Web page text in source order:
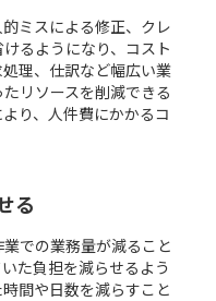
ミスによる修正、クレ
るようになり、コスト
理、仕訳など幅広い業
リソースを削減できる
り、人件費にかかるコ
る
での業務量が減ること
た負担を減らせるよう
間や日数を減らすこと